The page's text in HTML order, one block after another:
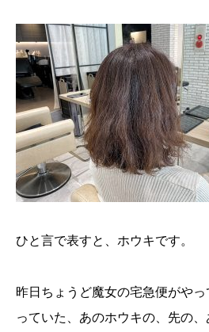
ひと言で表すと、ホウキです。
昨日ちょうど魔女の宅急便がや
っていた、あのホウキの、先の